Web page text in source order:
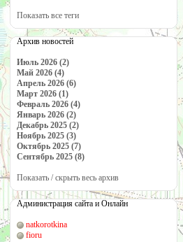
Показать все теги
Архив новостей
Июль 2026 (2)
Май 2026 (4)
Апрель 2026 (6)
Март 2026 (1)
Февраль 2026 (4)
Январь 2026 (2)
Декабрь 2025 (2)
Ноябрь 2025 (3)
Октябрь 2025 (7)
Сентябрь 2025 (8)
Показать / скрыть весь архив
Администрация сайта и Онлайн
natkorotkina
fioru